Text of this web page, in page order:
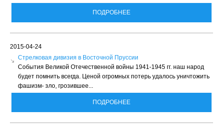
ПОДРОБНЕЕ
2015-04-24
Стрелковая дивизия в Восточной Пруссии
События Великой Отечественной войны 1941-1945 гг. наш народ
будет помнить всегда. Ценой огромных потерь удалось уничтожить
фашизм- зло, грозившее...
ПОДРОБНЕЕ